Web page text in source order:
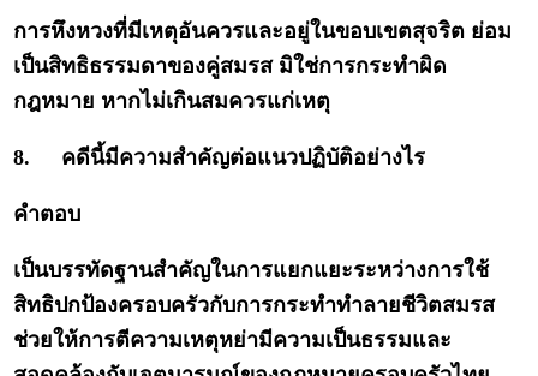
การหึงหวงที่มีเหตุอันควรและอยู่ในขอบเขตสุจริต ย่อม
เป็นสิทธิธรรมดาของคู่สมรส มิใช่การกระทำผิด
กฎหมาย หากไม่เกินสมควรแก่เหตุ
8. คดีนี้มีความสำคัญต่อแนวปฏิบัติอย่างไร
คำตอบ
เป็นบรรทัดฐานสำคัญในการแยกแยะระหว่างการใช้
สิทธิปกป้องครอบครัวกับการกระทำทำลายชีวิตสมรส
ช่วยให้การตีความเหตุหย่ามีความเป็นธรรมและ